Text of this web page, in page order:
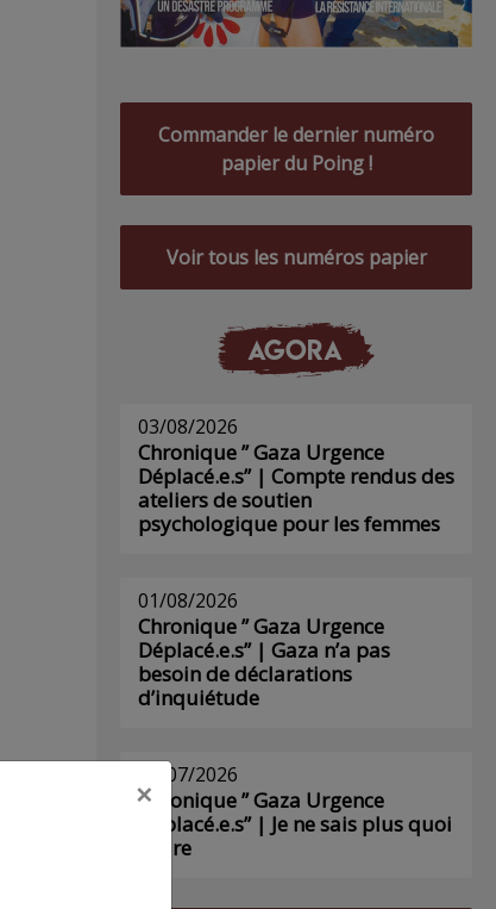
Commander le dernier numéro
papier du Poing !
Voir tous les numéros papier
AGORA
03/08/2026
Chronique ” Gaza Urgence
Déplacé.e.s” | Compte rendus des
ateliers de soutien
psychologique pour les femmes
01/08/2026
Chronique ” Gaza Urgence
Déplacé.e.s” | Gaza n’a pas
besoin de déclarations
d’inquiétude
29/07/2026
Chronique ” Gaza Urgence
Déplacé.e.s” | Je ne sais plus quoi
écrire
×